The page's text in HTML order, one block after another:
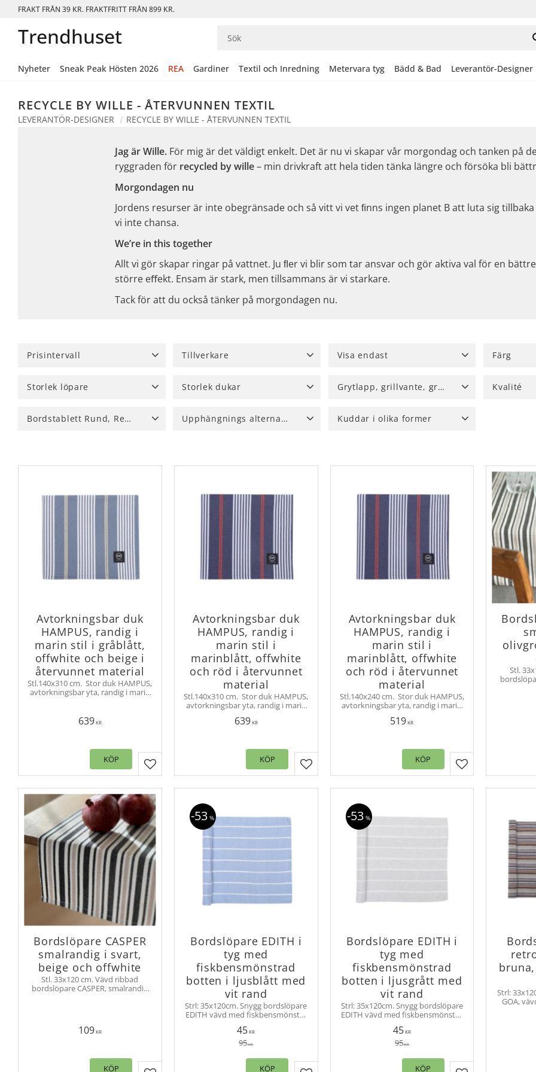
FRAKT FRÅN 39 KR. FRAKTFRITT FRÅN 899 KR.
Trendhuset
Nyheter Sneak Peak Hösten 2026 REA Gardiner Textil och Inredning Metervara tyg Bädd & Bad Leverantör-Designer
RECYCLE BY WILLE - ÅTERVUNNEN TEXTIL
LEVERANTÖR-DESIGNER RECYCLE BY WILLE - ÅTERVUNNEN TEXTIL
Jag är Wille. För mig är det väldigt enkelt. Det är nu vi skapar vår morgondag och tanken på
ryggraden för recycled by wille– min drivkraft att hela tiden tänka längre och försöka bli
Morgondagen nu
Jordens resurser är inte obegränsade och så vitt vi vet ﬁnns ingen planet B att luta sig
vi inte chansa.
We’re in this together
Allt vi gör skapar ringar på vattnet. Ju ﬂer vi blir som tar ansvar och gör aktiva val för en
större eﬀekt. Ensam är stark, men tillsammans är vi starkare.
Tack för att du också tänker på morgondagen nu.
Prisintervall Tillverkare Visa endast Färg
Blå
48
Storlek löpare
33x240 cm
11 35x120 cm
Storlek dukar
140x240 cm 1 140x250 cm
Grytlapp, grillvante, grytunderlägg Kvalité
Bordstablett Rund, Rektangulär, Oval, glasunderlägg Upphängnings alternativ Kuddar i olika former
Avtorkningsbar duk
HAMPUS, randig i
marin stil i gråblått,
offwhite och beige i
återvunnet material
Stl.140x310 cm. ​ Stor duk HAMPUS,
avtorkningsbar yta, randig i marin
639KR
Lägg till i favoriter
KÖP
Avtorkningsbar duk
HAMPUS, randig i
marin stil i
marinblått, offwhite
och röd i återvunnet
material
Stl.140x310 cm. ​ Stor duk HAMPUS,
avtorkningsbar yta, randig i marin
inne. Återvunnet material.
639KR
Lägg till i favoriter
KÖP
Avtorkningsbar duk
HAMPUS, randig i
marin stil i
marinblått, offwhite
och röd i återvunnet
material
Stl.140x240 cm. ​ Stor duk HAMPUS,
avtorkningsbar yta, randig i marin
inne. Återvunnet material.
519KR
Lägg till i favoriter
KÖP
Stl.
Bordslöpare CASPER
smalrandig i svart,
beige och offwhite
Stl. 33x120 cm. Vävd ribbad
bordslöpare CASPER, smalrandig
109KR
KÖP
Bordslöpare EDITH i
tyg med
fiskbensmönstrad
botten i ljusblått med
vit rand
Strl: 35x120cm. Snygg bordslöpare
EDITH vävd med fiskbensmönster
passar lika bra till köksbordet som
till soffbordet.
45KR
95KR
53 %
KÖP
Bordslöpare EDITH i
tyg med
fiskbensmönstrad
botten i ljusgrått med
vit rand
Strl: 35x120cm. Snygg bordslöpare
EDITH vävd med fiskbensmönster
passar lika bra till köksbordet som
till soffbordet.
45KR
95KR
53 %
KÖP
Strl:
GOA,